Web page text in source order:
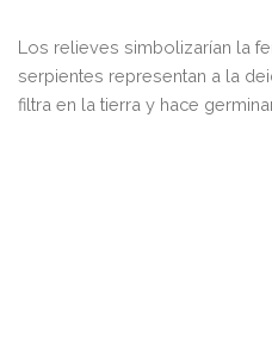
Los relieves simbolizarían la
serpientes representan a la
filtra en la tierra y hace